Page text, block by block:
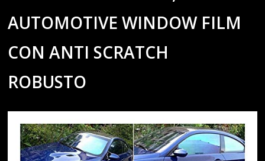
AUTOMOTIVE WINDOW FILM
CON ANTI SCRATCH
ROBUSTO